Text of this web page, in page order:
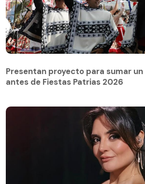
Presentan proyecto para sumar
antes de Fiestas Patrias 2026